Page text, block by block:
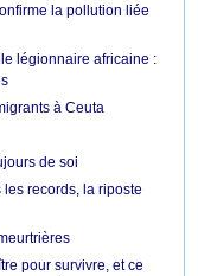
la pollution liée
légionnaire africaine :
à Ceuta
de soi
records, la riposte
pour survivre, et ce